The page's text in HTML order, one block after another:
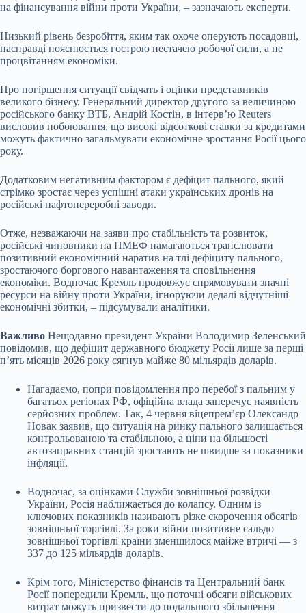
на фінансування війни проти України, – зазначають експерти.
Низький рівень безробіття, яким так охоче оперують посадовці,
насправді пояснюється гострою нестачею робочої сили, а не
процвітанням економіки.
Про погіршення ситуації свідчать і оцінки представників
великого бізнесу. Генеральний директор другого за величиною
російського банку ВТБ, Андрій Костін, в інтерв’ю Reuters
висловив побоювання, що високі відсоткові ставки за кредитами
можуть фактично загальмувати економічне зростання Росії цього
року.
Додатковим негативним фактором є дефіцит пального, який
стрімко зростає через успішні атаки українських дронів на
російські нафтопереробні заводи.
Отже, незважаючи на заяви про стабільність та розвиток,
російські чиновники на ПМЕФ намагаються транслювати
позитивний економічний наратив на тлі дефіциту пального,
зростаючого боргового навантаження та сповільнення
економіки. Водночас Кремль продовжує спрямовувати значні
ресурси на війну проти України, ігноруючи дедалі відчутніші
економічні збитки, – підсумували аналітики.
Важливо Нещодавно президент України Володимир Зеленський
повідомив, що дефіцит державного бюджету Росії лише за перші
п’ять місяців 2026 року сягнув майже 80 мільярдів доларів.
Нагадаємо, попри повідомлення про перебої з пальним у
багатьох регіонах РФ, офіційна влада заперечує наявність
серйозних проблем. Так, 4 червня віцепрем’єр Олександр
Новак заявив, що ситуація на ринку пального залишається
контрольованою та стабільною, а ціни на більшості
автозаправних станцій зростають не швидше за показники
інфляції.
Водночас, за оцінками Служби зовнішньої розвідки
України, Росія наближається до колапсу. Одним із
ключових показників називають різке скорочення обсягів
зовнішньої торгівлі. За роки війни позитивне сальдо
зовнішньої торгівлі країни зменшилося майже втричі — з
337 до 125 мільярдів доларів.
Крім того, Міністерство фінансів та Центральний банк
Росії попередили Кремль, що поточні обсяги військових
витрат можуть призвести до подальшого збільшення